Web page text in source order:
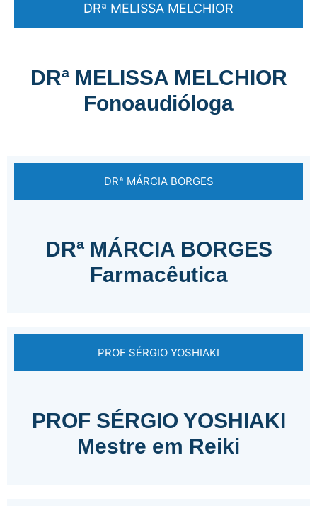
DRª MELISSA MELCHIOR
DRª MELISSA MELCHIOR
Fonoaudióloga
DRª MÁRCIA BORGES
DRª MÁRCIA BORGES
Farmacêutica
PROF SÉRGIO YOSHIAKI
PROF SÉRGIO YOSHIAKI
Mestre em Reiki